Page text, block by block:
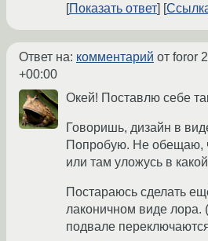
Показать ответ
Ответ на: комментарий от foror
+00:00
Окей! Поставлю себе
Говоришь, дизайн в
Попробую. Не обещаю,
или там уложусь в
Постараюсь сделать
лаконичном виде
подвале